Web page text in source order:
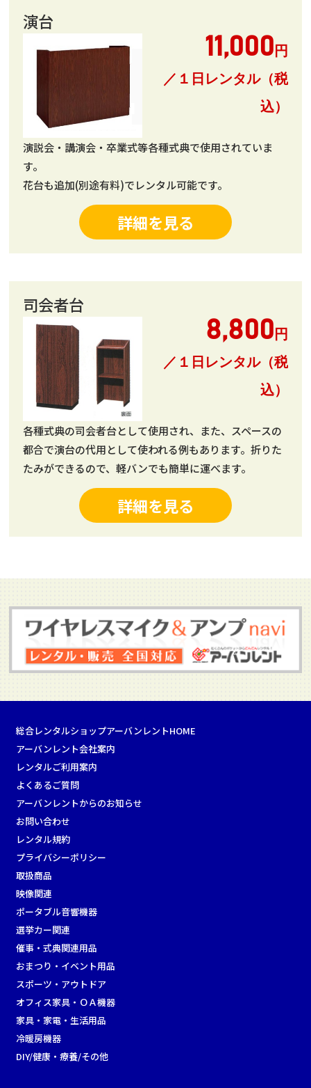
演台
11,000 円
／１日レンタル（税
込）
演説会・講演会・卒業式等各種式典で使用されていま
す。
花台も追加(別途有料)でレンタル可能です。
詳細を見る
司会者台
8,800 円
／１日レンタル（税
込）
各種式典の司会者台として使用され、また、スペースの
都合で演台の代用として使われる例もあります。折りた
たみができるので、軽バンでも簡単に運べます。
詳細を見る
総合レンタルショップアーバンレントHOME
アーバンレント会社案内
レンタルご利用案内
よくあるご質問
アーバンレントからのお知らせ
お問い合わせ
レンタル規約
プライバシーポリシー
取扱商品
映像関連
ポータブル音響機器
選挙カー関連
催事・式典関連用品
おまつり・イベント用品
スポーツ・アウトドア
オフィス家具・ＯＡ機器
家具・家電・生活用品
冷暖房機器
DIY/健康・療養/その他